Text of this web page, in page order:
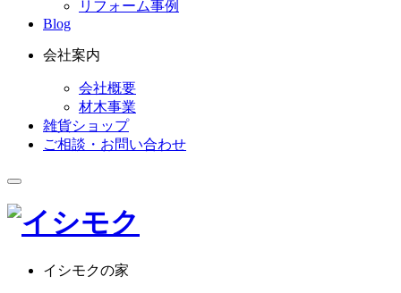
リフォーム事例
Blog
会社案内
会社概要
材木事業
雑貨ショップ
ご相談・お問い合わせ
イシモクの家